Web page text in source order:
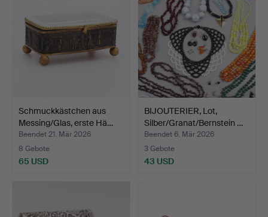
Schmuckkästchen aus
Messing/Glas, erste Hä…
Beendet 21. Mär 2026
8 Gebote
65 USD
BIJOUTERIER, Lot,
Silber/Granat/Bernstein …
Beendet 6. Mär 2026
3 Gebote
43 USD